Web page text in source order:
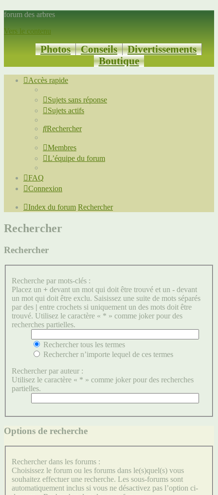
forum des arbres
Vers le contenu
Photos Conseils
Divertissements
Boutique
Accès rapide
Sujets sans réponse
Sujets actifs
Rechercher
Membres
L’équipe du forum
FAQ
Connexion
Index du forum Rechercher
Rechercher
Rechercher
Recherche par mots-clés :
Placez un + devant un mot qui doit être trouvé et un - devant
un mot qui doit être exclu. Saisissez une suite de mots séparés
par des | entre crochets si uniquement un des mots doit être
trouvé. Utilisez le caractère « * » comme joker pour des
recherches partielles.
Rechercher tous les termes
Rechercher n’importe lequel de ces termes
Rechercher par auteur :
Utilisez le caractère « * » comme joker pour des recherches
partielles.
Options de recherche
Rechercher dans les forums :
Choisissez le forum ou les forums dans le(s)quel(s) vous
souhaitez effectuer une recherche. Les sous-forums sont
automatiquement inclus si vous ne désactivez pas l’option ci-